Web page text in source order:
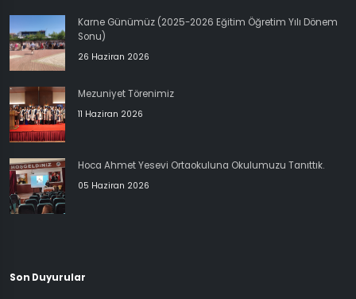
Karne Günümüz (2025-2026 Eğitim Öğretim Yılı Dönem
Sonu)
26 Haziran 2026
Mezuniyet Törenimiz
11 Haziran 2026
Hoca Ahmet Yesevi Ortaokuluna Okulumuzu Tanıttık.
05 Haziran 2026
Son Duyurular